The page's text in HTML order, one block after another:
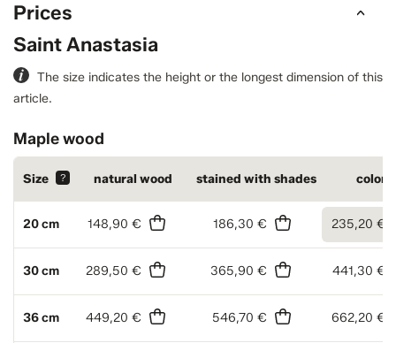
Prices
Saint Anastasia
The size indicates the height or the longest dimension of this
article.
Maple wood
Size ? natural wood stained with shades
20 cm 148,90 € 186,30 € 235,20 €
30 cm 289,50 € 365,90 € 441,30 €
36 cm 449,20 € 546,70 € 662,20 €